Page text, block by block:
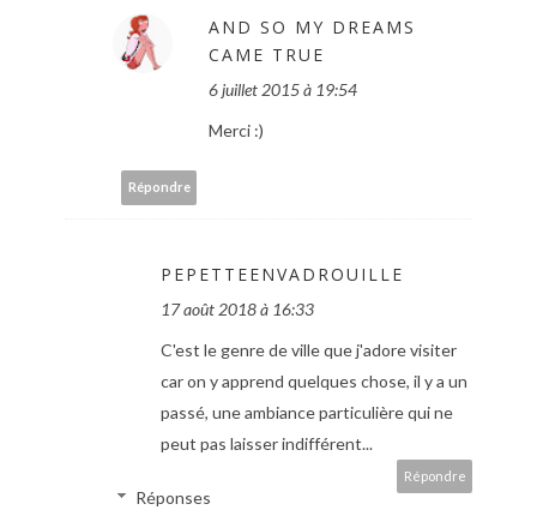
AND SO MY DREAMS
CAME TRUE
6 juillet 2015 à 19:54
Merci :)
Répondre
PEPETTEENVADROUILLE
17 août 2018 à 16:33
C'est le genre de ville que j'adore visiter
car on y apprend quelques chose, il y a un
passé, une ambiance particulière qui ne
peut pas laisser indifférent...
Répondre
Réponses